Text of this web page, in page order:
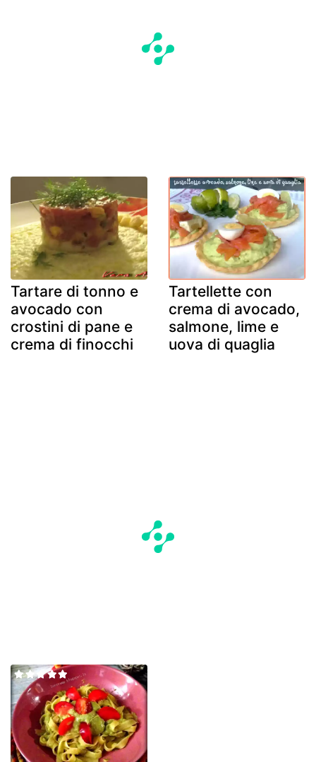
Tartare di tonno e
avocado con
crostini di pane e
crema di finocchi
Tartellette con
crema di avocado,
salmone, lime e
uova di quaglia